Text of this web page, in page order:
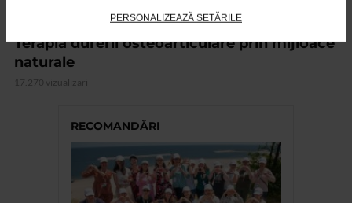
PERSONALIZEAZĂ SETĂRILE
MEDICINĂ ALTERNATIVĂ
Terapia durerii osteoarticulare prin mijloace
naturale
17.270 vizualizari
RECOMANDĂRI